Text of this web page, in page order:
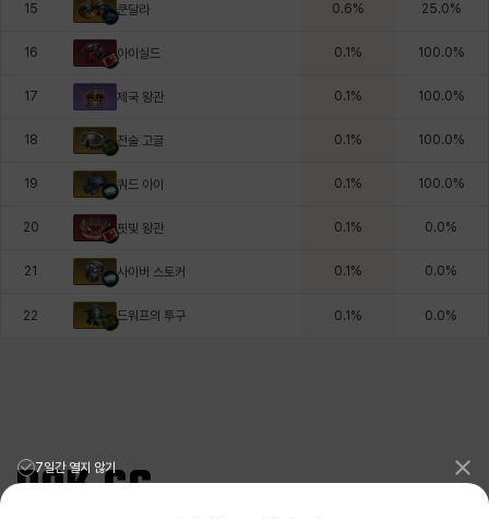
15 쿤달라 0.6% 25.0%
16 아이실드 0.1 % 100.0%
17 제국 왕관 0.1 % 100.0%
18 전술 고글 0.1 % 100.0%
19 쿼드 아이 0.1 % 100.0%
20 핏빛 왕관 0.1 % 0.0%
21 사이버 스토커 0.1 % 0.0%
22 드워프의 투구 0.1 % 0.0%
7일간 열지 않기